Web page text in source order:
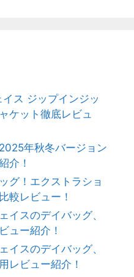
ス ジップインジッ
ケット徹底レビュ
年秋冬バージョン
介！
グ！エクストラショ
較レビュー！
イスのデイバッグ、
ュー紹介！
イスのデイバッグ、
レビュー紹介！